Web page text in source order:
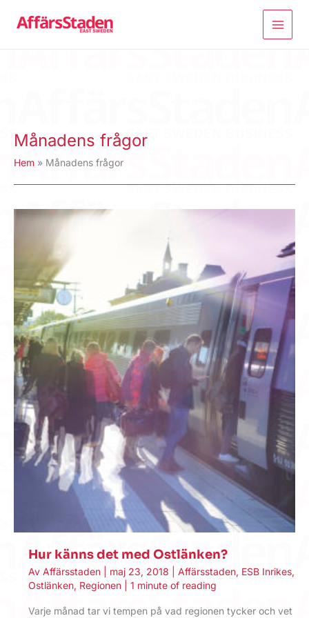
Månadens frågor
Hem Månadens frågor
Hur känns det med Ostlänken?
Av Affärsstaden maj 23, 2018 Affärsstaden, ESB Inrikes,
Ostlänken, Regionen 1 minute of reading
Varje månad tar vi tempen på vad regionen tycker och vet